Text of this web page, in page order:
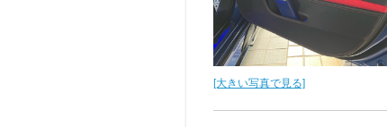
[大きい写真で見る]